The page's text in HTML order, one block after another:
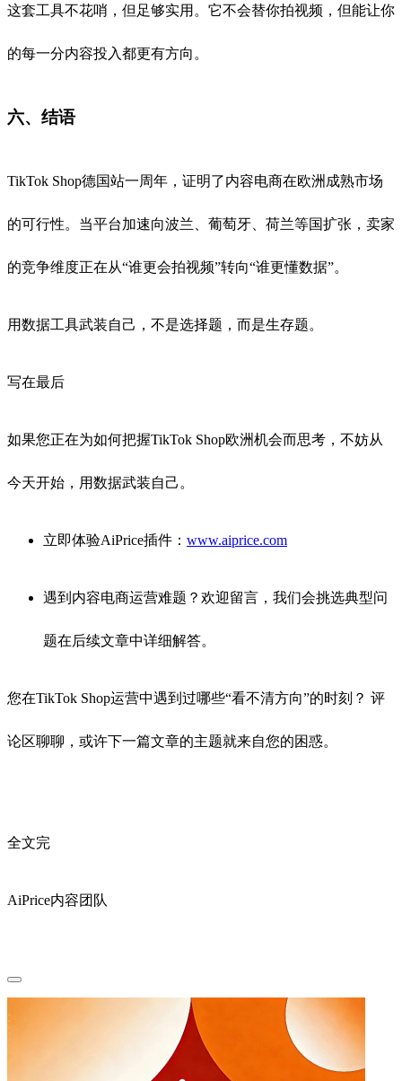
这套工具不花哨，但足够实用。它不会替你拍视频，但能让你
的每一分内容投入都更有方向。
六、结语
TikTok Shop德国站一周年，证明了内容电商在欧洲成熟市场
的可行性。当平台加速向波兰、葡萄牙、荷兰等国扩张，卖家
的竞争维度正在从“谁更会拍视频”转向“谁更懂数据”。
用数据工具武装自己，不是选择题，而是生存题。
写在最后
如果您正在为如何把握TikTok Shop欧洲机会而思考，不妨从
今天开始，用数据武装自己。
立即体验AiPrice插件： www.aiprice.com
遇到内容电商运营难题？欢迎留言，我们会挑选典型问
题在后续文章中详细解答。
您在TikTok Shop运营中遇到过哪些“看不清方向”的时刻？ 评
论区聊聊，或许下一篇文章的主题就来自您的困惑。
全文完
AiPrice内容团队